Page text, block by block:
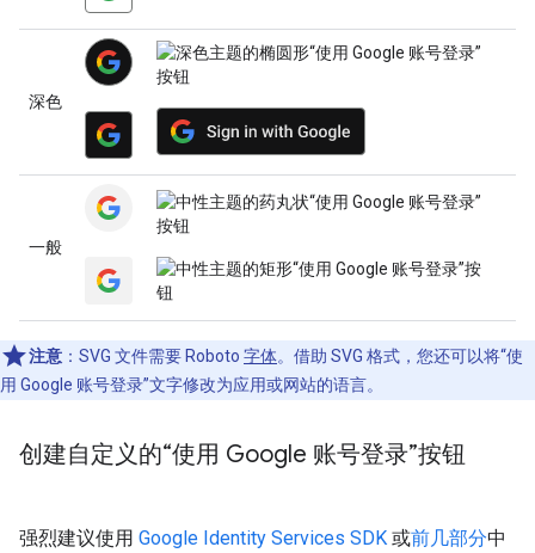
深色
一般
注意 ：SVG 文件需要 Roboto 字体。借助 SVG 格式，您还可以将“使
用 Google 账号登录”文字修改为应用或网站的语言。
创建自定义的“使用 Google 账号登录”按钮
强烈建议使用 Google Identity Services SDK 或前几部分中